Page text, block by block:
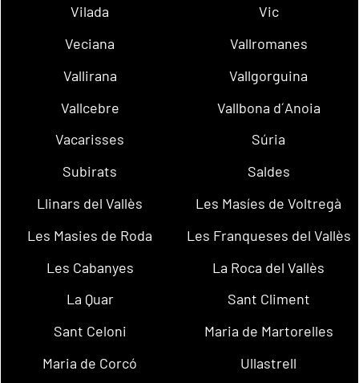
Vilada
Vic
Veciana
Vallromanes
Vallirana
Vallgorguina
Vallcebre
Vallbona d´Anoia
Vacarisses
Súria
Subirats
Saldes
Llinars del Vallès
Les Masíes de Voltregà
Les Masies de Roda
Les Franqueses del Vallès
Les Cabanyes
La Roca del Vallès
La Quar
Sant Climent
Sant Celoni
Maria de Martorelles
Maria de Corcó
Ullastrell